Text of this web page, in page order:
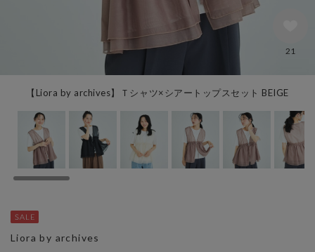
【Liora by archives】Ｔシャツ×シアートップスセット BEIGE
21
Liora by archives